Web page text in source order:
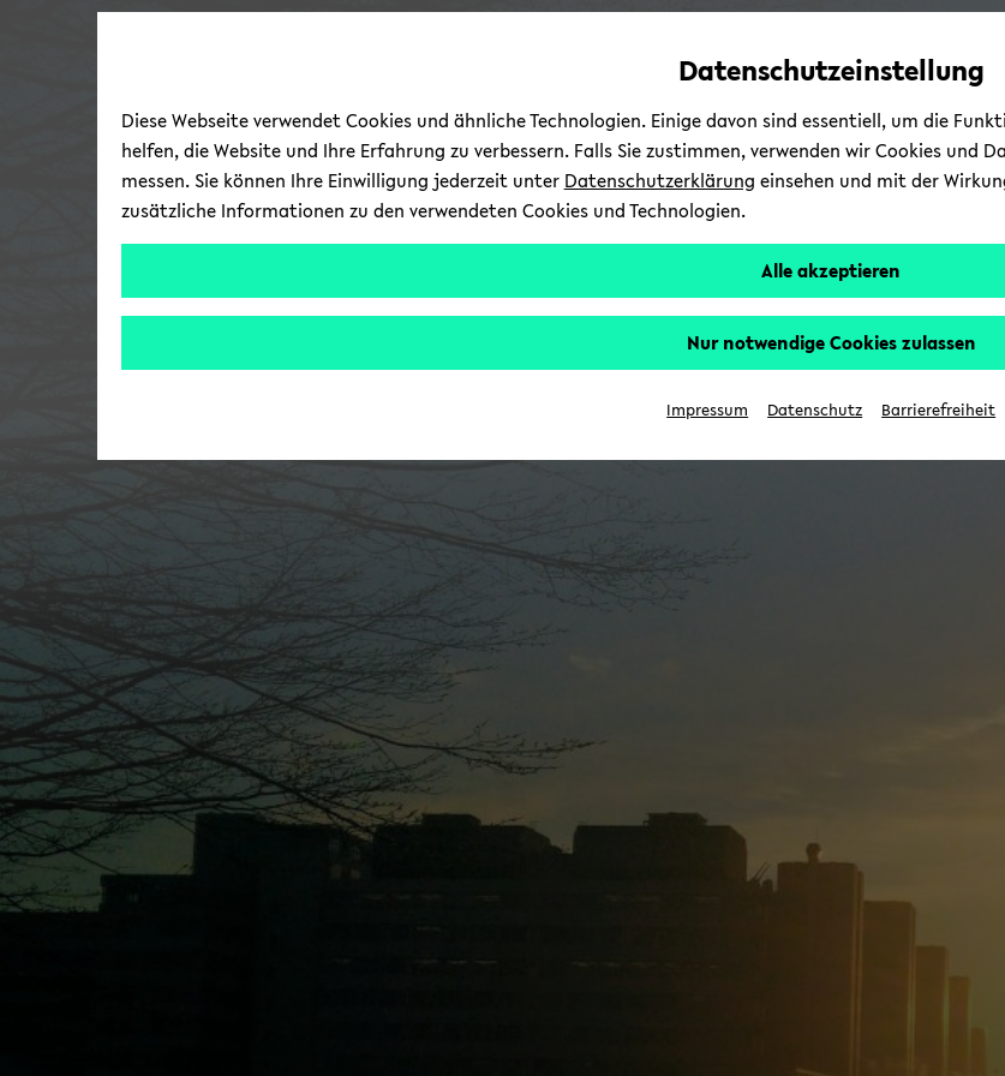
Automatische
vermeiden
skip
main
skip
main
skip
footer
Datenschutzeinstellung
Diese Webseite verwendet Cookies und ähnliche Technologien. Einige davon sind essentiell, um die
helfen, die Website und Ihre Erfahrung zu verbessern. Falls Sie zustimmen, verwenden wir Cookies
messen. Sie können Ihre Einwilligung jederzeit unter Datenschutzerklärung einsehen und mit der
zusätzliche Informationen zu den verwendeten Cookies und Technologien.
Alle akzeptieren
Nur notwendige Cookies zulassen
Impressum Datenschutz Barrierefreiheit